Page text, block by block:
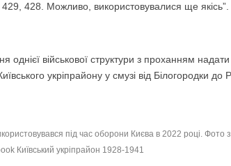
428. Можливо, використовувалися ще якісь”.
однієї військової структури з проханням
укріпрайону у смузі від Білогородки до
під час оборони Києва в 2022 році. Фото з
Київський укріпрайон 1928-1941